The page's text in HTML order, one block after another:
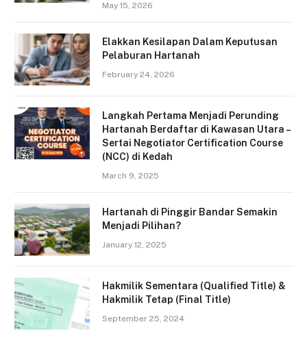
May 15, 2026
Elakkan Kesilapan Dalam Keputusan
Pelaburan Hartanah
February 24, 2026
Langkah Pertama Menjadi Perunding
Hartanah Berdaftar di Kawasan Utara –
Sertai Negotiator Certification Course
(NCC) di Kedah
March 9, 2025
Hartanah di Pinggir Bandar Semakin
Menjadi Pilihan?
January 12, 2025
Hakmilik Sementara (Qualified Title) &
Hakmilik Tetap (Final Title)
September 25, 2024